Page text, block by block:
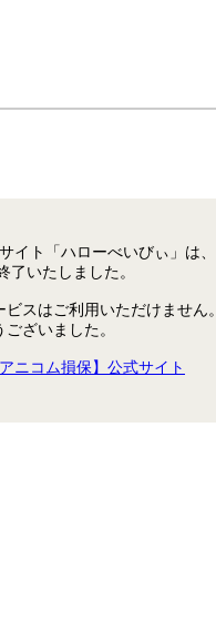
イト「ハローべいびぃ」は、
了いたしました。
スはご利用いただけません
ざいました。
ニコム損保】公式サイト